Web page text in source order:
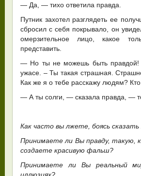
— Да, — тихо ответила правда.
Путник захотел разглядеть ее
сбросил с себя покрывало, он
омерзительное лицо, какое
представить.
— Но ты не можешь быть правдой!
ужасе. – Ты такая страшная.
Как же я о тебе расскажу людям?
— А ты солги, — сказала правда, —
Как часто вы лжете, боясь сказать
Принимаете ли Вы правду, такую,
создаете красивую фальш?
Принимаете ли Вы реальный